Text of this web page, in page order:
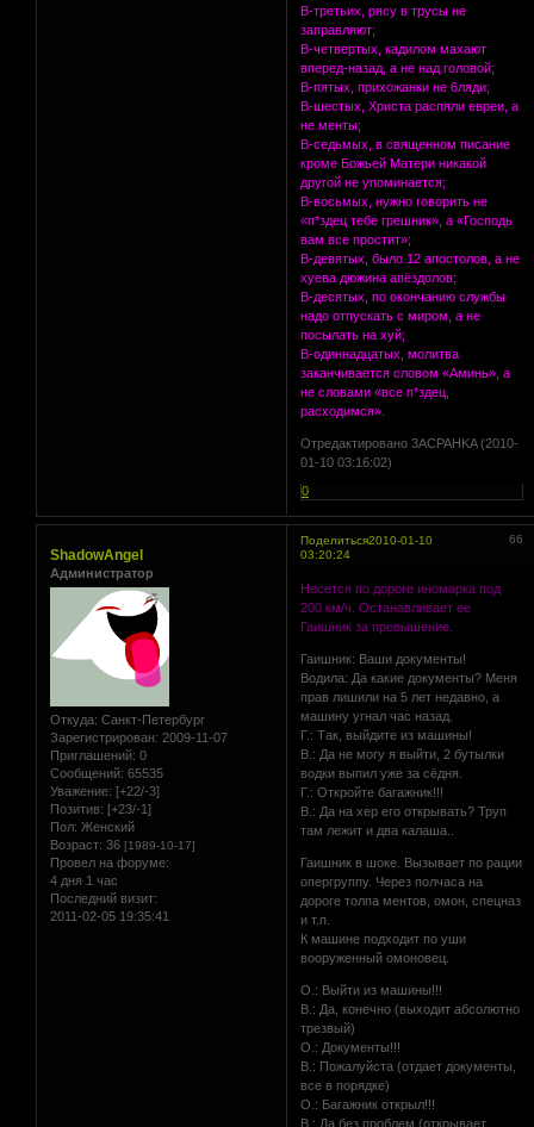
В-третьих, рясу в трусы не
заправляют;
В-четвертых, кадилом махают
вперед-назад, а не над головой;
В-пятых, прихожанки не 6ляди;
В-шестых, Христа распяли евреи, а
не менты;
В-седьмых, в священном писание
кроме Божьей Матери никакой
другой не упоминается;
В-восьмых, нужно говорить не
«п*здец тебе грешник», а «Господь
вам все простит»;
В-девятых, было 12 апостолов, а не
xуева дюжина апёздолов;
В-десятых, по окончанию службы
надо отпускать с миром, а не
посылать на xуй;
В-одиннадцатых, молитва
заканчивается словом «Аминь», а
не словами «все п*здец,
расходимся».
Отредактировано 3ACPAHKA (2010-
01-10 03:16:02)
0
Поделиться 66
2010-01-10
03:20:24
ShadowAngel
Администратор
Откуда: Санкт-Петербург
Зарегистрирован: 2009-11-07
Приглашений: 0
Сообщений: 65535
Уважение: [+22/-3]
Позитив: [+23/-1]
Пол: Женский
Возраст: 36 [1989-10-17]
Провел на форуме:
4 дня 1 час
Последний визит:
2011-02-05 19:35:41
Несется по дороге иномарка под
200 км/ч. Останавливает ее
Гаишник за превышение.
Гаишник: Ваши документы!
Водила: Да какие документы? Меня
прав лишили на 5 лет недавно, а
машину угнал час назад.
Г.: Так, выйдите из машины!
В.: Да не могу я выйти, 2 бутылки
водки выпил уже за сёдня.
Г.: Откройте багажник!!!
В.: Да на хер его открывать? Труп
там лежит и два калаша..
Гаишник в шоке. Вызывает по рации
опергруппу. Через полчаса на
дороге толпа ментов, омон, спецназ
и т.п.
К машине подходит по уши
вооруженный омоновец.
О.: Выйти из машины!!!
В.: Да, конечно (выходит абсолютно
трезвый)
О.: Документы!!!
В.: Пожалуйста (отдает документы,
все в порядке)
О.: Багажник открыл!!!
В.: Да без проблем (открывает